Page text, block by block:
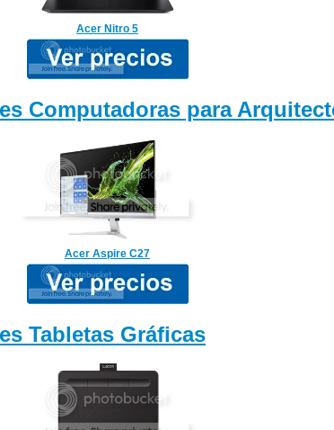
Acer Nitro 5
Computadoras para
Acer Aspire C27
Tabletas Gráficas